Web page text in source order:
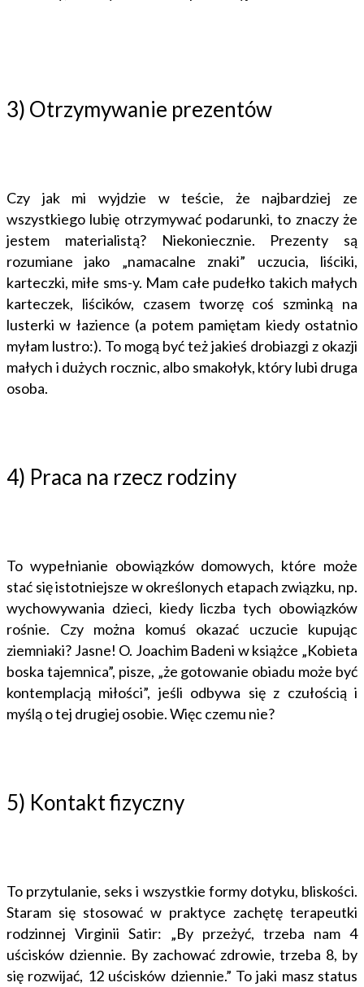
3) Otrzymywanie prezentów
Czy jak mi wyjdzie w teście, że najbardziej ze
wszystkiego lubię otrzymywać podarunki, to znaczy że
jestem materialistą? Niekoniecznie. Prezenty są
rozumiane jako „namacalne znaki” uczucia, liściki,
karteczki, miłe sms-y. Mam całe pudełko takich małych
karteczek, liścików, czasem tworzę coś szminką na
lusterki w łazience (a potem pamiętam kiedy ostatnio
myłam lustro:). To mogą być też jakieś drobiazgi z okazji
małych i dużych rocznic, albo smakołyk, który lubi druga
osoba.
4) Praca na rzecz rodziny
To wypełnianie obowiązków domowych, które może
stać się istotniejsze w określonych etapach związku, np.
wychowywania dzieci, kiedy liczba tych obowiązków
rośnie. Czy można komuś okazać uczucie kupując
ziemniaki? Jasne! O. Joachim Badeni w książce „Kobieta
boska tajemnica”, pisze, „że gotowanie obiadu może być
kontemplacją miłości”, jeśli odbywa się z czułością i
myślą o tej drugiej osobie. Więc czemu nie?
5) Kontakt fizyczny
To przytulanie, seks i wszystkie formy dotyku, bliskości.
Staram się stosować w praktyce zachętę terapeutki
rodzinnej Virginii Satir: „By przeżyć, trzeba nam 4
uścisków dziennie. By zachować zdrowie, trzeba 8, by
się rozwijać, 12 uścisków dziennie.” To jaki masz status